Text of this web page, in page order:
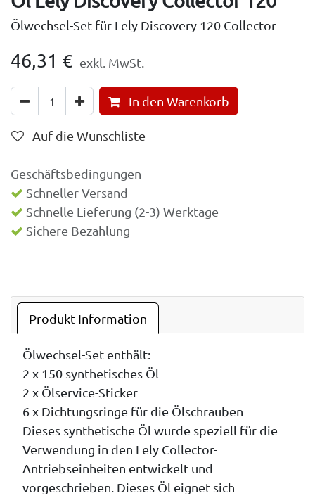
Ölwechsel-Set für Lely Discovery 120 Collector
46,31 € exkl. MwSt.
In den Warenkorb
Auf die Wunschliste
Geschäftsbedingungen
Schneller Versand
Schnelle Lieferung (2-3) Werktage
Sichere Bezahlung
Produkt Information
Ölwechsel-Set enthält:
2 x 150 synthetisches Öl
2 x Ölservice-Sticker
6 x Dichtungsringe für die Ölschrauben
Dieses synthetische Öl wurde speziell für die
Verwendung in den Lely Collector-
Antriebseinheiten entwickelt und
vorgeschrieben. Dieses Öl eignet sich